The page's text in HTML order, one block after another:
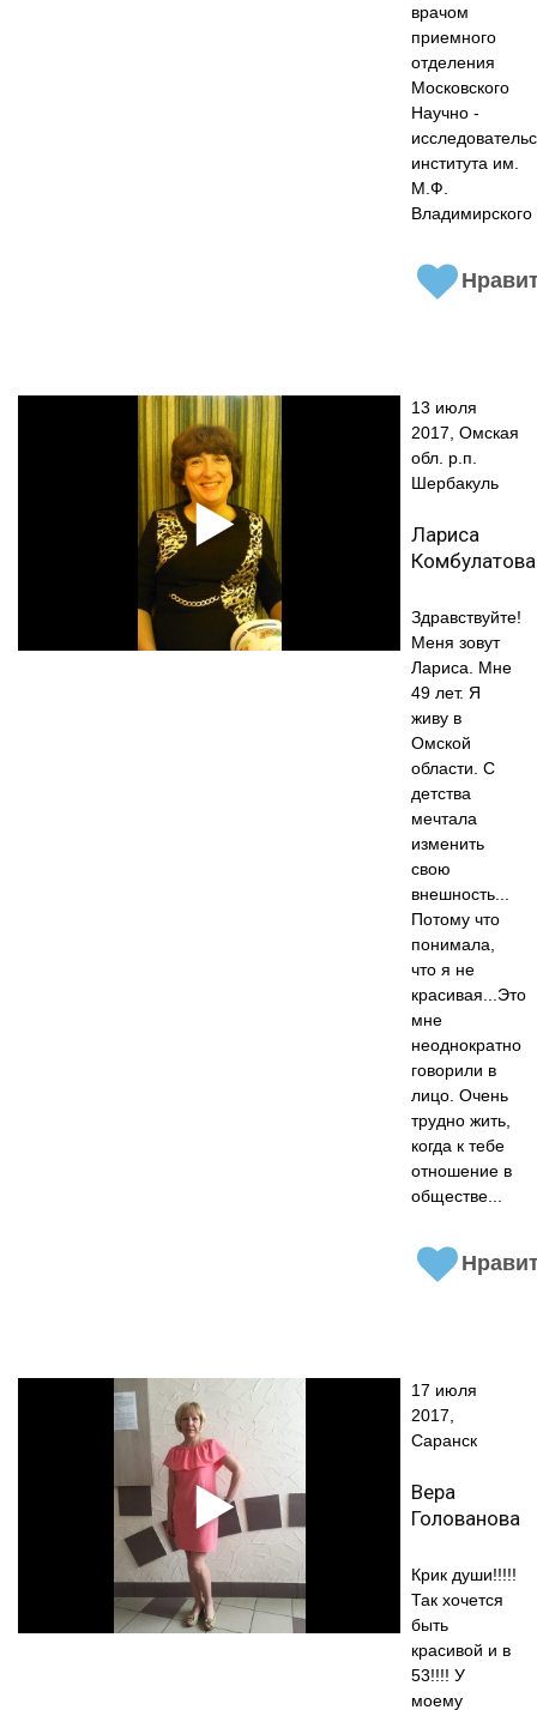
врачом
приемного
отделения
Московского
Научно -
института им.
М.Ф.
Владимирского
13 июля
2017, Омская
обл. р.п.
Шербакуль
Лариса
Комбулатова
Здравствуйте!
Меня зовут
Лариса. Мне
49 лет. Я
живу в
Омской
области. С
детства
мечтала
изменить
свою
внешность...
Потому что
понимала,
что я не
красивая...Это
мне
неоднократно
говорили в
лицо. Очень
трудно жить,
когда к тебе
отношение в
обществе...
17 июля
2017,
Саранск
Вера
Голованова
Крик души!!!!!
Так хочется
быть
красивой и в
53!!!! У
моему